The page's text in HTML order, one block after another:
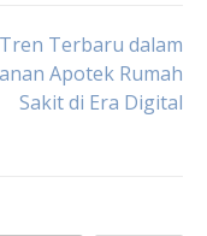
Tren Terbaru dalam
Apotek Rumah
Sakit di Era Digital